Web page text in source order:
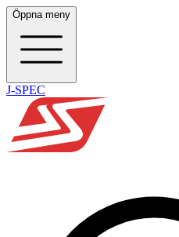
Öppna meny
J-SPEC